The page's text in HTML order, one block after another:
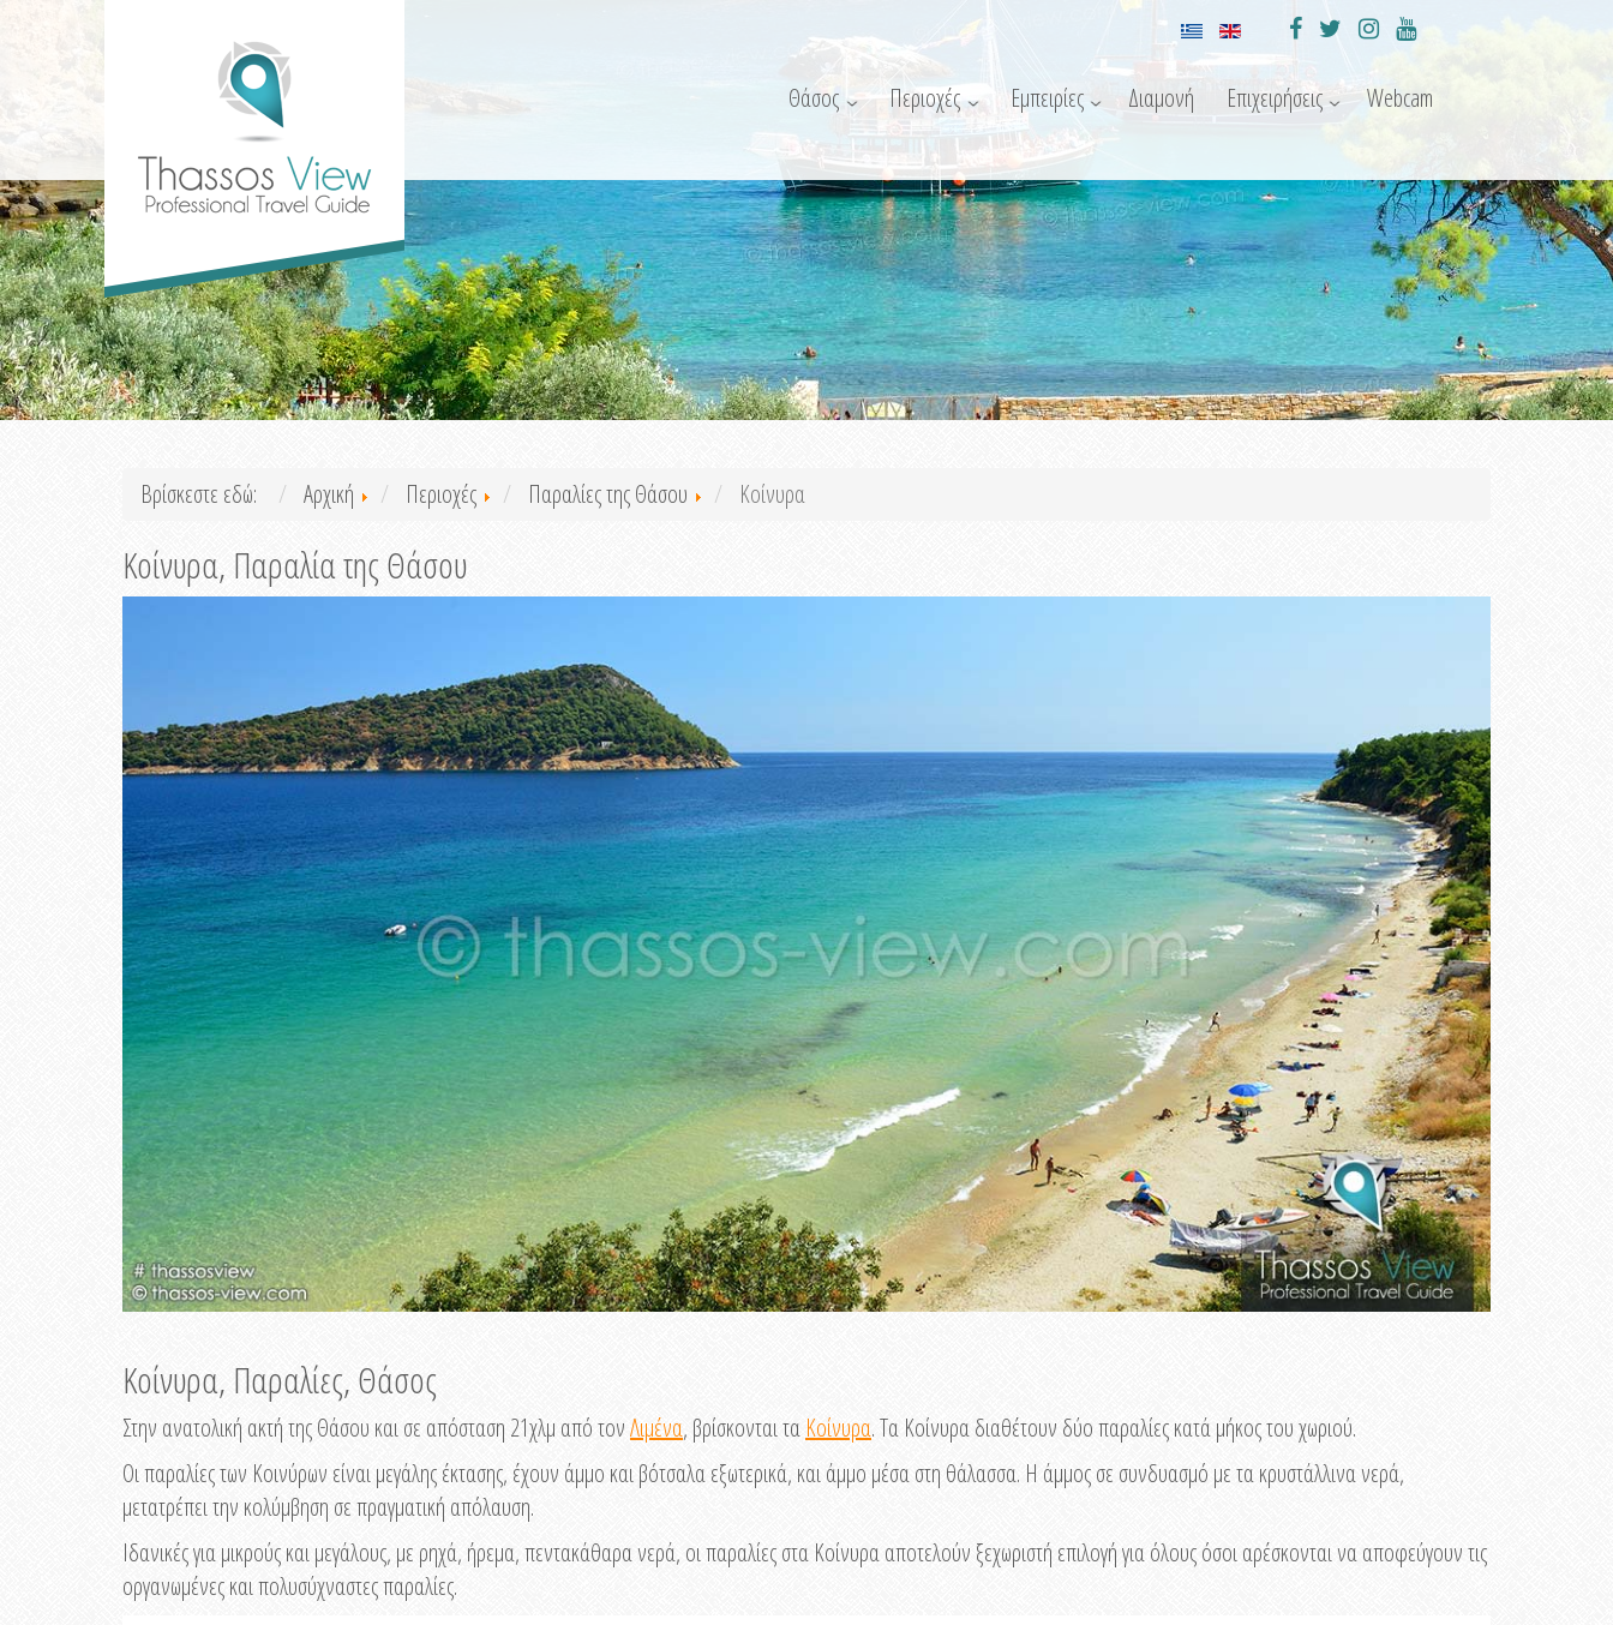
Θάσος Περιοχές Εμπειρίες Διαμονή Επιχειρήσεις Webcam
Βρίσκεστε εδώ: Αρχική Περιοχές Παραλίες της Θάσου Κοίνυρα
Κοίνυρα, Παραλία της Θάσου
Κοίνυρα, Παραλίες, Θάσος
Στην ανατολική ακτή της Θάσου και σε απόσταση 21χλμ από τονΛιμένα, βρίσκονται τα Κοίνυρα. Τα Κοίνυρα διαθέτουν δύο παραλίες κατά μήκος του χωριού.
Οι παραλίες των Κοινύρων είναι μεγάλης έκτασης, έχουν άμμο και βότσαλα εξωτερικά, και άμμο μέσα στη θάλασσα. Η άμμος σε συνδυασμό με τα κρυστάλλινα νερά,
μετατρέπει την κολύμβηση σε πραγματική απόλαυση.
Ιδανικές για μικρούς και μεγάλους, με ρηχά, ήρεμα, πεντακάθαρα νερά, οι παραλίες στα Κοίνυρα αποτελούν ξεχωριστή επιλογή για όλους όσοι αρέσκονται να αποφεύγουν τις
οργανωμένες και πολυσύχναστες παραλίες.